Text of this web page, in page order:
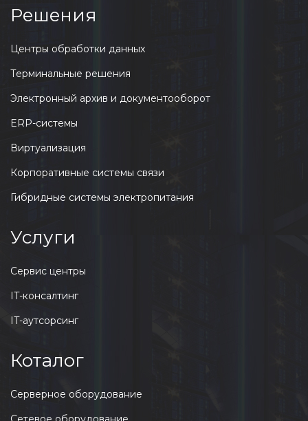
Решения
Центры обработки данных
Терминальные решения
Электронный архив и документооборот
ERP-системы
Виртуализация
Корпоративные системы связи
Гибридные системы электропитания
Услуги
Сервис центры
IT-консалтинг
IT-аутсорсинг
Коталог
Серверное оборудование